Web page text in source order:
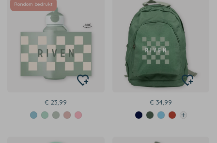
Rondom bedrukt
€ 23,99 € 34,99